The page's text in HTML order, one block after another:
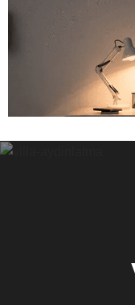
ÇALIŞMA ODASI IÇIN